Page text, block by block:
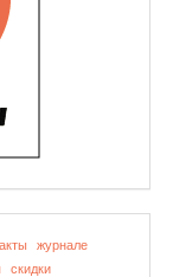
журнале
скидки